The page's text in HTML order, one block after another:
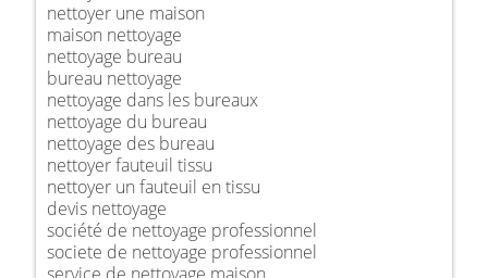
nettoyer une maison
maison nettoyage
nettoyage bureau
bureau nettoyage
nettoyage dans les bureaux
nettoyage du bureau
nettoyage des bureau
nettoyer fauteuil tissu
nettoyer un fauteuil en tissu
devis nettoyage
société de nettoyage professionnel
societe de nettoyage professionnel
service de nettoyage maison